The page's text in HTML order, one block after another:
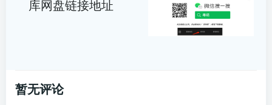
库网盘链接地址
暂无评论